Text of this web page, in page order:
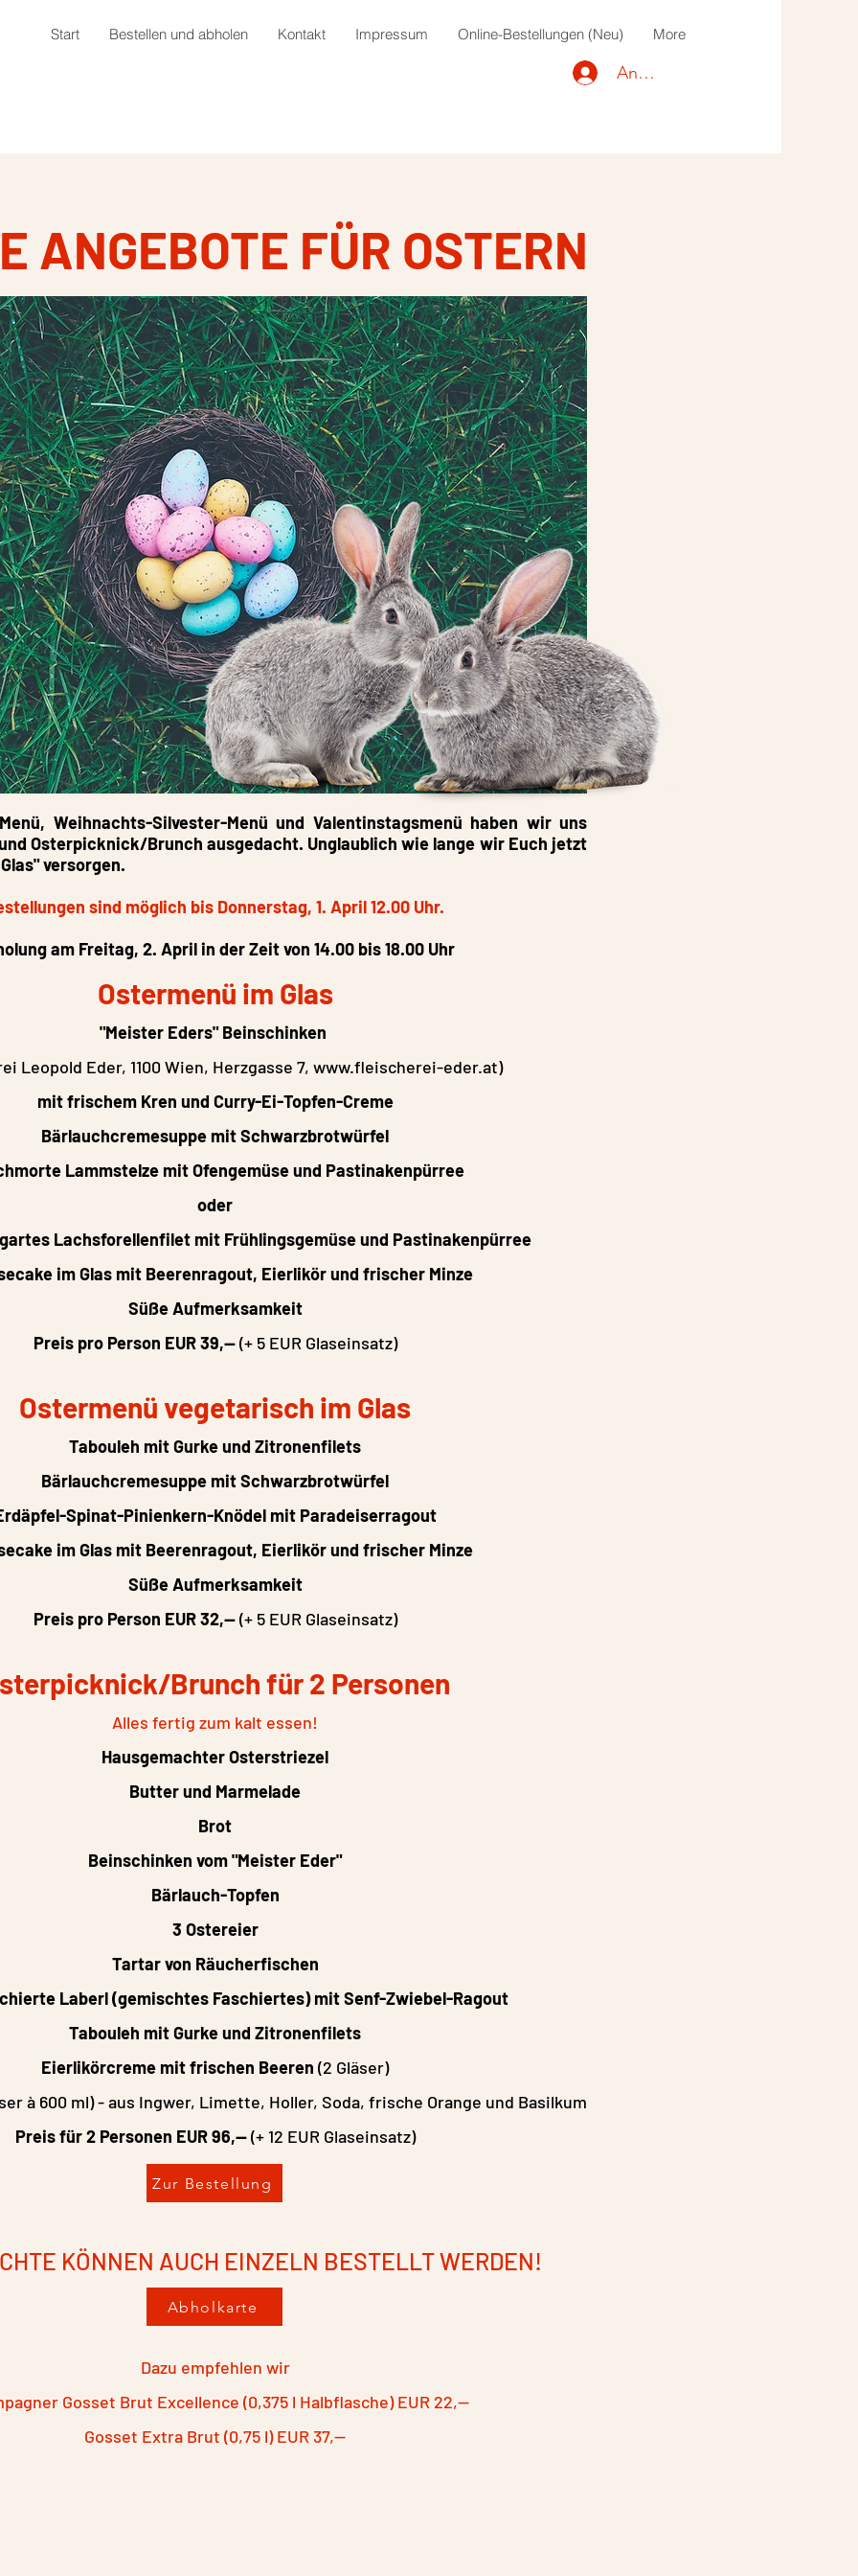
Start Bestellen und abholen Kontakt Impressum Online-Bestellungen (Neu) More
Anmelden
ANGEBOTE FÜR OSTERN
Weihnachts-Silvester-Menü und Valentinstagsmenü haben wir uns
Osterpicknick/Brunch ausgedacht. Unglaublich wie lange wir Euch jetzt
versorgen.
sind möglich bis Donnerstag, 1. April 12.00 Uhr.
am Freitag, 2. April in der Zeit von 14.00 bis 18.00 Uhr
Ostermenü im Glas
"Meister Eders" Beinschinken
Leopold Eder, 1100 Wien, Herzgasse 7, www.fleischerei-eder.at)
mit frischem Kren und Curry-Ei-Topfen-Creme
Bärlauchcremesuppe mit Schwarzbrotwürfel
Lammstelze mit Ofengemüse und Pastinakenpürree
oder
Lachsforellenfilet mit Frühlingsgemüse und Pastinakenpürree
im Glas mit Beerenragout, Eierlikör und frischer Minze
Süße Aufmerksamkeit
Preis pro Person EUR 39,--(+ 5 EUR Glaseinsatz)
Ostermenü vegetarisch im Glas
Tabouleh mit Gurke und Zitronenfilets
Bärlauchcremesuppe mit Schwarzbrotwürfel
Spinat-Pinienkern-Knödel mit Paradeiserragout
im Glas mit Beerenragout, Eierlikör und frischer Minze
Süße Aufmerksamkeit
Preis pro Person EUR 32,--(+ 5 EUR Glaseinsatz)
Brunch für 2 Personen
Alles fertig zum kalt essen!
Hausgemachter Osterstriezel
Butter und Marmelade
Brot
Beinschinken vom "Meister Eder"
Bärlauch-Topfen
3 Ostereier
Tartar von Räucherfischen
Laberl (gemischtes Faschiertes) mit Senf-Zwiebel-Ragout
Tabouleh mit Gurke und Zitronenfilets
Eierlikörcreme mit frischen Beeren (2 Gläser)
à 600 ml) - aus Ingwer, Limette, Holler, Soda, frische Orange und Basilkum
Preis für 2 Personen EUR 96,--(+ 12 EUR Glaseinsatz)
KÖNNEN AUCH EINZELN BESTELLT WERDEN!
Dazu empfehlen wir
Gosset Brut Excellence (0,375 l Halbflasche) EUR 22,--
Gosset Extra Brut (0,75 l) EUR 37,--
Zur Bestellung
Abholkarte